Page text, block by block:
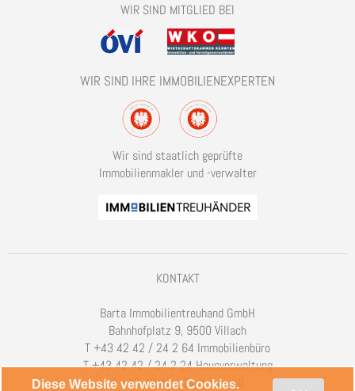
WIR SIND MITGLIED BEI
WIR SIND IHRE IMMOBILIENEXPERTEN
Wir sind staatlich geprüfte
Immobilienmakler und -verwalter
KONTAKT
Barta Immobilientreuhand GmbH
Bahnhofplatz 9, 9500 Villach
T+43 42 42 / 24 2 64 Immobilienbüro
T+43 42 42 / 24 2 24Hausverwaltung
F+43 42 42 / 24 2 24 - 20
Diese Website verwendet Cookies.